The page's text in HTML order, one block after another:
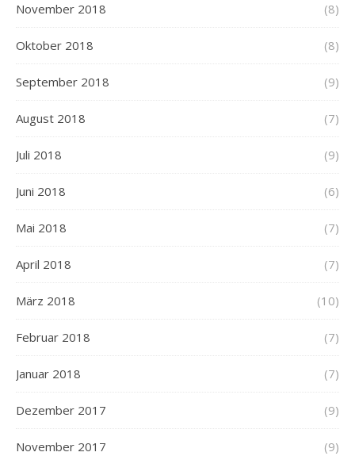
November 2018 (8)
Oktober 2018 (8)
September 2018 (9)
August 2018 (7)
Juli 2018 (9)
Juni 2018 (6)
Mai 2018 (7)
April 2018 (7)
März 2018 (10)
Februar 2018 (7)
Januar 2018 (7)
Dezember 2017 (9)
November 2017 (9)